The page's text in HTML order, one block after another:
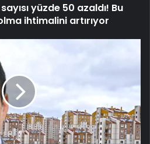
yüzde 50 azaldı! Bu
ihtimalini artırıyor